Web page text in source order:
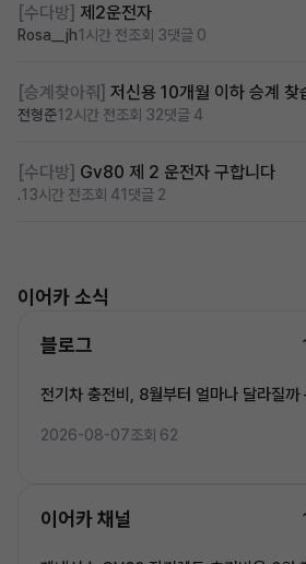
[수다방] 제2운전자
Rosa__jh1시간 전조회 3댓글 0
[승계찾아줘] 저신용 10개월 이하 승계 찾
전형준12시간 전조회 32댓글 4
[수다방] Gv80 제 2 운전자 구합니다
.13시간 전조회 41 댓글 2
이어카 소식
블로그
전기차 충전비, 8월부터 얼마나 달라질
2026-08-07조회 62
이어카 채널